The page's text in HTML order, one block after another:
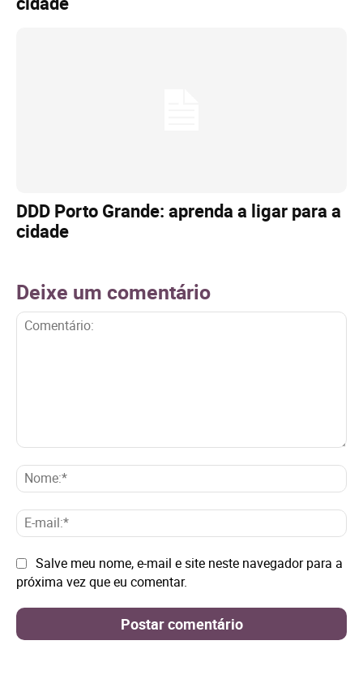
DDD Porto Grande: aprenda a ligar para a
cidade
Deixe um comentário
E-
Site: Salve meu nome, e-mail e site neste navegador para a
próxima vez que eu comentar.